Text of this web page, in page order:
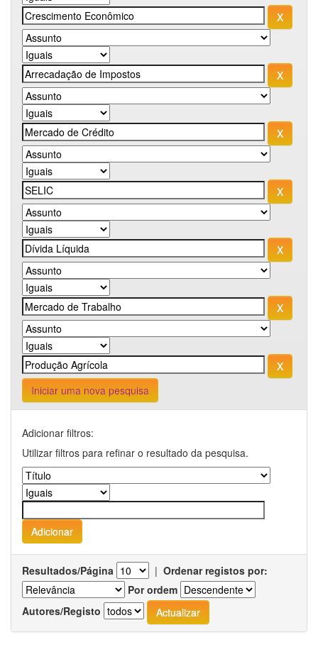
Iniciar uma nova pesquisa
Adicionar filtros:
Utilizar filtros para refinar o resultado da pesquisa.
Resultados/Página | Ordenar registos por:
Por ordem
Autores/Registo